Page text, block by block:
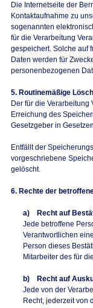
Die Internetseite der
Kontaktaufnahme zu
sogenannten
für die Verarbeitung
gespeichert. Solche auf
Daten werden für
personenbezogenen
5. Routinemäßige
Der für die
Erreichung des
Gesetzgeber in
Entfällt der
vorgeschriebene
gelöscht.
6. Rechte der
a) Recht auf
Jede betroffene
Verantwortlichen
Person dieses
Mitarbeiter des für
b) Recht auf
Jede von der
Recht, jederzeit von